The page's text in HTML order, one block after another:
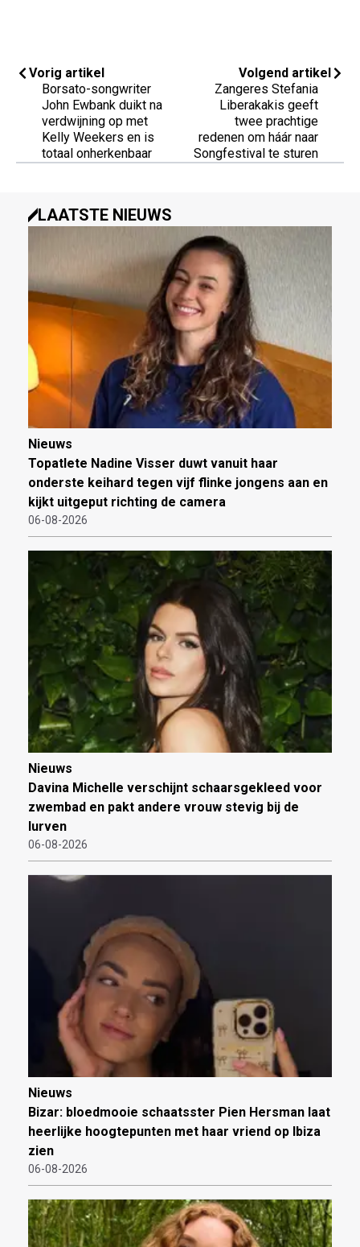
Vorig artikel
Borsato-songwriter
John Ewbank duikt na
verdwijning op met
Kelly Weekers en is
totaal onherkenbaar
Volgend artikel
Zangeres Stefania
Liberakakis geeft
twee prachtige
redenen om háár naar
Songfestival te sturen
LAATSTE NIEUWS
Nieuws
Topatlete Nadine Visser duwt vanuit haar
onderste keihard tegen vijf flinke jongens aan en
kijkt uitgeput richting de camera
06-08-2026
Nieuws
Davina Michelle verschijnt schaarsgekleed voor
zwembad en pakt andere vrouw stevig bij de
lurven
06-08-2026
Nieuws
Bizar: bloedmooie schaatsster Pien Hersman laat
heerlijke hoogtepunten met haar vriend op Ibiza
zien
06-08-2026